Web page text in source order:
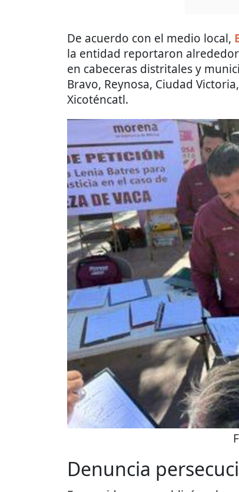
De acuerdo con el medio local,
la entidad reportaron
en cabeceras distritales y
Bravo, Reynosa, Ciudad
Xicoténcatl.
Denuncia